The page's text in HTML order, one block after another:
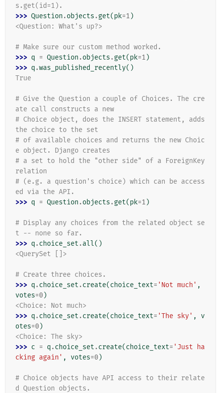
s.get(id=1).
>>> Question .objects .get(pk=1)
<Question: What's up?>
# Make sure our custom method worked.
>>> q = Question .objects .get(pk=1)
>>> q .was_published_recently()
True
# Give the Question a couple of Choices. The cre
ate call constructs a new
# Choice object, does the INSERT statement, adds
the choice to the set
# of available choices and returns the new Choic
e object. Django creates
# a set to hold the "other side" of a ForeignKey
relation
# (e.g. a question's choice) which can be access
ed via the API.
>>> q = Question .objects .get(pk=1)
# Display any choices from the related object se
t -- none so far.
>>> q .choice_set .all()
<QuerySet []>
# Create three choices.
>>> q .choice_set .create(choice_text= 'Not much' ,
votes=0)
<Choice: Not much>
>>> q .choice_set .create(choice_text= 'The sky' ,
v
otes=0)
<Choice: The sky>
>>> c = q .choice_set .create(choice_text= 'Just ha
cking again' , votes=0)
# Choice objects have API access to their relate
d Question objects.